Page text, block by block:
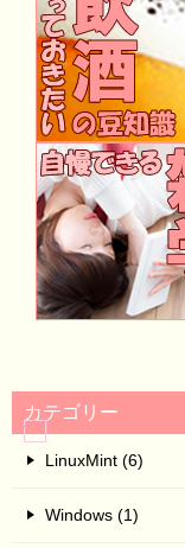
カテゴリー
LinuxMint (6)
Windows (1)